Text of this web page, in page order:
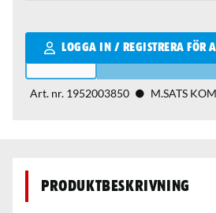
LOGGA IN / REGISTRERA FÖR
Qantity
Art. nr. 1952003850 M.SATS
Produktbeskrivning